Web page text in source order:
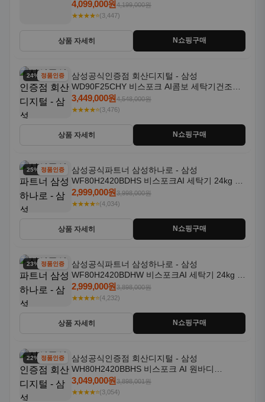
18kg 자동문열림 1등급
4,099,000원4,199,000원
★★★★⭐(3,447)
상품 자세히 N쇼핑구매
24% 할인정품인증
삼성공식인증점 회산디지털 - 삼성
WD90F25CHY 비스포크 AI콤보 세탁기건조기
일체형 25kg+18kg 1등급
3,449,000원4,548,000원
★★★★⭐(3,476)
상품 자세히 N쇼핑구매
25% 할인정품인증
삼성공식파트너 삼성하나로 - 삼성
WF80H2420BDHS 비스포크AI 세탁기 24kg 건
조기 20kg 세제자동투입
2,999,000원3,998,000원
★★★★⭐(4,034)
상품 자세히 N쇼핑구매
23% 할인정품인증
삼성공식파트너 삼성하나로 - 삼성
WF80H2420BDHW 비스포크AI 세탁기 24kg 건
조기 20kg 세제자동투입
2,999,000원3,898,000원
★★★★⭐(4,232)
상품 자세히 N쇼핑구매
22% 할인정품인증
삼성공식인증점 회산디지털 - 삼성
WH80H2420BBHS 비스포크 AI 원바디
24kg+20kg 세제자동투입 1등급
3,049,000원3,898,001원
★★★★⭐(3,054)